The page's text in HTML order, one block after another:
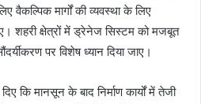
वैकल्पिक मार्गों की व्यवस्था के लिए
शहरी क्षेत्रों में ड्रेनेज सिस्टम को मजबूत
पर विशेष ध्यान दिया जाए।
कि मानसून के बाद निर्माण कार्यों में तेजी